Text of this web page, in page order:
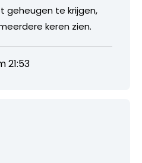
geheugen te krijgen,
keren zien.
21:53